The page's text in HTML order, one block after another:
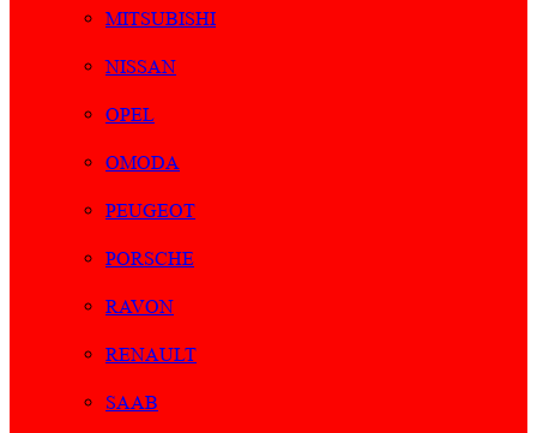
MITSUBISHI
NISSAN
OPEL
OMODA
PEUGEOT
PORSCHE
RAVON
RENAULT
SAAB